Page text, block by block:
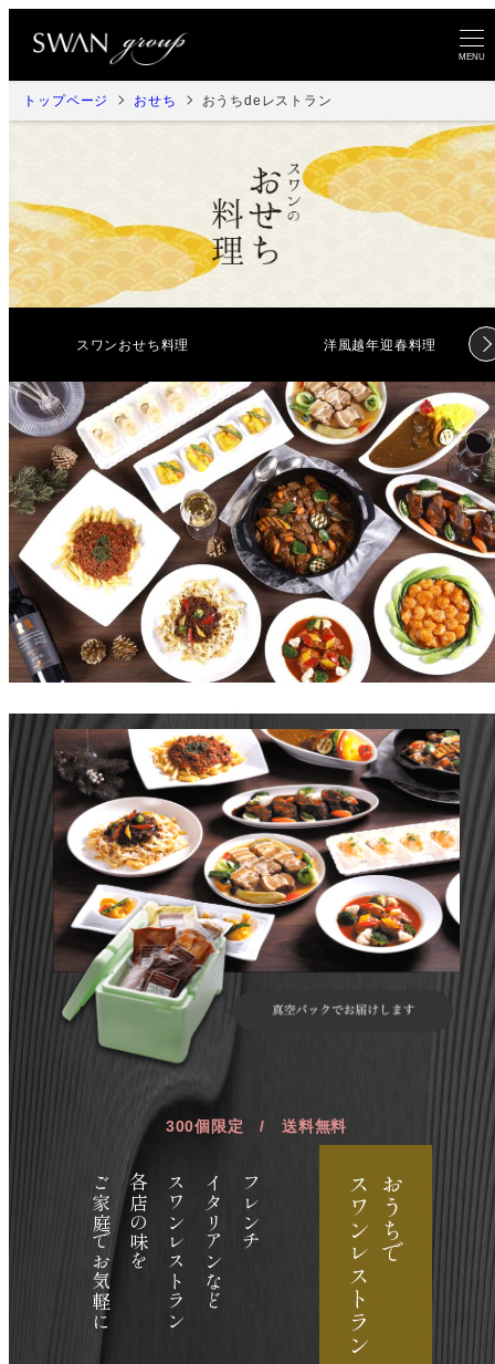
コ
ン
ツ
へ
MENU
トップページ おせち おうちdeレストラン
スワンおせち料理
リ
ン
洋風越年迎春料理
リ
ン
ク
300個限定 / 送料無料
フレンチ
イタリアンなど
スワンレストラン
各店の味を
ご家庭でお気軽に おうちで
スワンレストラン